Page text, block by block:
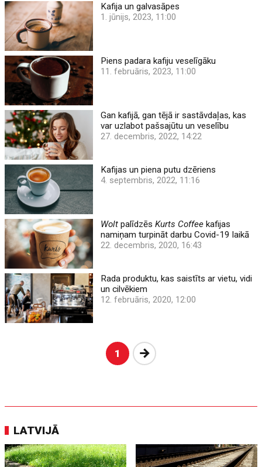
Kafija un galvasāpes
1. jūnijs, 2023, 11:00
Piens padara kafiju veselīgāku
11. februāris, 2023, 11:00
Gan kafijā, gan tējā ir sastāvdaļas, kas
var uzlabot pašsajūtu un veselību
27. decembris, 2022, 14:22
Kafijas un piena putu dzēriens
4. septembris, 2022, 11:16
Wolt palīdzēsKurts Coffee kafijas
namiņam turpināt darbu Covid-19 laikā
22. decembris, 2020, 16:43
Rada produktu, kas saistīts ar vietu, vidi
un cilvēkiem
12. februāris, 2020, 12:00
1 Nākošā
LATVIJĀ